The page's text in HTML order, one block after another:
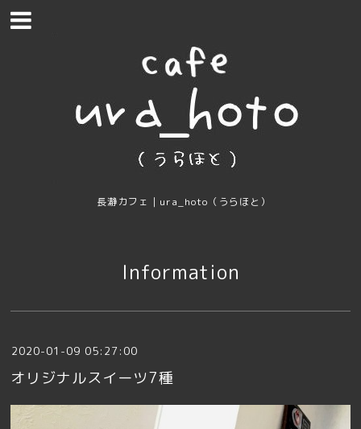
長瀞カフェ｜ura_hoto（うらほと）
Information
2020-01-09 05:27:00
オリジナルスイーツ7種